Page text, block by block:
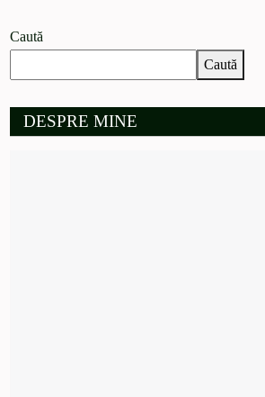
Caută
Caută
DESPRE MINE